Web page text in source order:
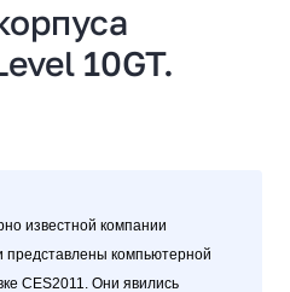
10GT.
известной компании
компьютерной
CES2011. Они явились